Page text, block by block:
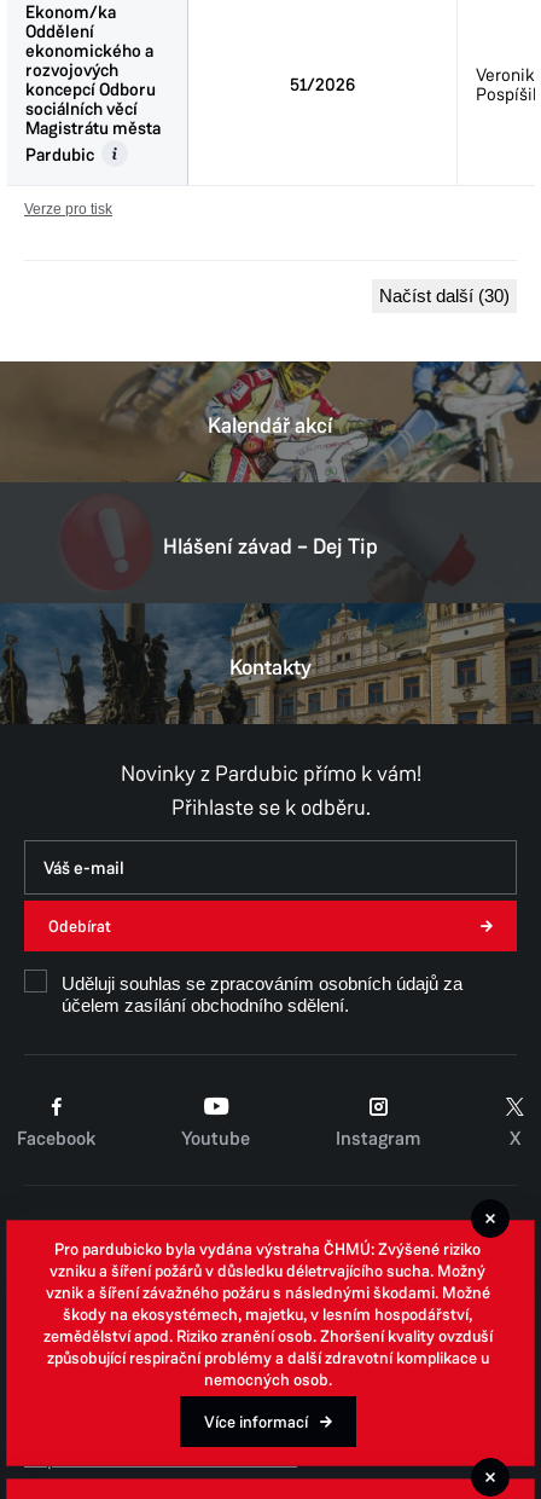
Ekonom/ka
Oddělení
ekonomického a
rozvojových
koncepcí Odboru
sociálních věcí
Magistrátu města
Pardubic
51/2026
Ekonom/ka
Oddělení
ekonomického a
rozvojových
koncepcí Odboru
sociálních věcí
Magistrátu města
Pardubic
Verze pro tisk
Načíst další (30)
Kalendář akcí
Hlášení závad – Dej Tip
Kontakty
Novinky z Pardubic přímo k vám!
Přihlaste se k odběru.
Odebírat
Uděluji souhlas se zpracováním osobních údajů za
účelem zasílání obchodního sdělení.
Facebook Youtube Instagram X
Zpracování osobních údajů
Whistleblowing
Open data
Povinně zveřejňované informace
Prohlášení o přístupnosti
Odpovědi na žádosti o informace
Pro pardubicko byla vydána výstraha ČHMÚ: Zvýšené riziko
vzniku a šíření požárů v důsledku déletrvajícího sucha. Možný
vznik a šíření závažného požáru s následnými škodami. Možné
škody na ekosystémech, majetku, v lesním hospodářství,
zemědělství apod. Riziko zranění osob. Zhoršení kvality ovzduší
způsobující respirační problémy a další zdravotní komplikace u
nemocných osob.
Více informací